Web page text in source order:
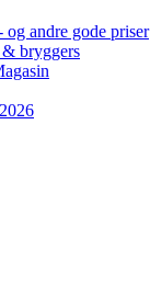
og andre gode priser
bryggers